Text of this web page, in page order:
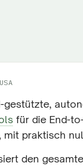
gestützte,
für die End-
mit praktisch
den